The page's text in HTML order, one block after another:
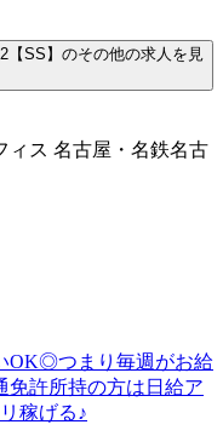
SS】のその他の求人を見
ィス 名古屋・名鉄名古
OK◎つまり毎週がお給
免許所持の方は日給ア
稼げる♪